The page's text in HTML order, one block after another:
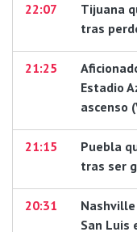
22:07
Tijuana
tras
21:25
Estadio
ascenso
21:15
Puebla
tras ser
20:31
San Luis